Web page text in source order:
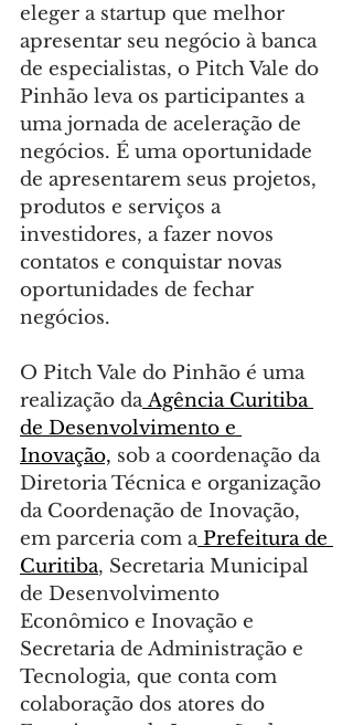
eleger a startup que melhor
apresentar seu negócio à banca
de especialistas, o Pitch Vale do
Pinhão leva os participantes a
uma jornada de aceleração de
negócios. É uma oportunidade
de apresentarem seus projetos,
produtos e serviços a
investidores, a fazer novos
contatos e conquistar novas
oportunidades de fechar
negócios.
O Pitch Vale do Pinhão é uma
realização da Agência Curitiba
de Desenvolvimento e
Inovação, sob a coordenação da
Diretoria Técnica e organização
da Coordenação de Inovação,
em parceria com a Prefeitura de
Curitiba, Secretaria Municipal
de Desenvolvimento
Econômico e Inovação e
Secretaria de Administração e
Tecnologia, que conta com
colaboração dos atores do